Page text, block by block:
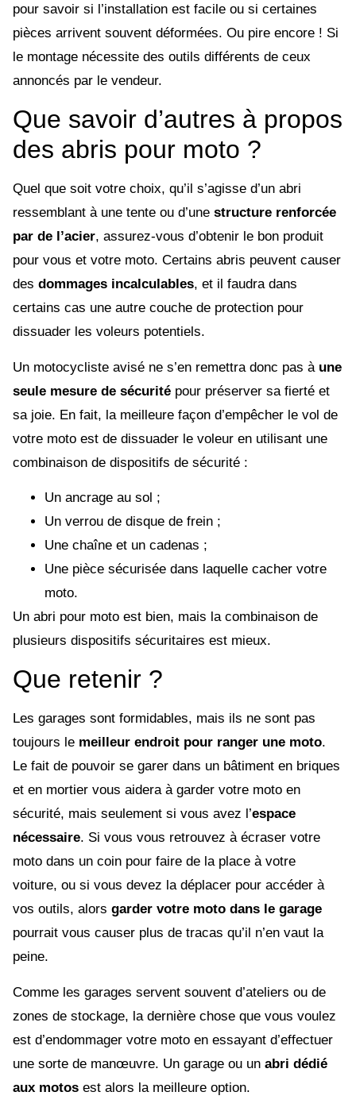
pour savoir si l’installation est facile ou si certaines
pièces arrivent souvent déformées. Ou pire encore ! Si
le montage nécessite des outils différents de ceux
annoncés par le vendeur.
Que savoir d’autres à propos
des abris pour moto ?
Quel que soit votre choix, qu’il s’agisse d’un abri
ressemblant à une tente ou d’une structure renforcée
par de l’acier, assurez-vous d’obtenir le bon produit
pour vous et votre moto. Certains abris peuvent causer
des dommages incalculables, et il faudra dans
certains cas une autre couche de protection pour
dissuader les voleurs potentiels.
Un motocycliste avisé ne s’en remettra donc pas à une
seule mesure de sécurité pour préserver sa fierté et
sa joie. En fait, la meilleure façon d’empêcher le vol de
votre moto est de dissuader le voleur en utilisant une
combinaison de dispositifs de sécurité :
Un ancrage au sol ;
Un verrou de disque de frein ;
Une chaîne et un cadenas ;
Une pièce sécurisée dans laquelle cacher votre
moto.
Un abri pour moto est bien, mais la combinaison de
plusieurs dispositifs sécuritaires est mieux.
Que retenir ?
Les garages sont formidables, mais ils ne sont pas
toujours le meilleur endroit pour ranger une moto.
Le fait de pouvoir se garer dans un bâtiment en briques
et en mortier vous aidera à garder votre moto en
sécurité, mais seulement si vous avez l’espace
nécessaire. Si vous vous retrouvez à écraser votre
moto dans un coin pour faire de la place à votre
voiture, ou si vous devez la déplacer pour accéder à
vos outils, alors garder votre moto dans le garage
pourrait vous causer plus de tracas qu’il n’en vaut la
peine.
Comme les garages servent souvent d’ateliers ou de
zones de stockage, la dernière chose que vous voulez
est d’endommager votre moto en essayant d’effectuer
une sorte de manœuvre. Un garage ou un abri dédié
aux motos est alors la meilleure option.